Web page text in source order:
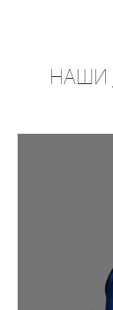
наши